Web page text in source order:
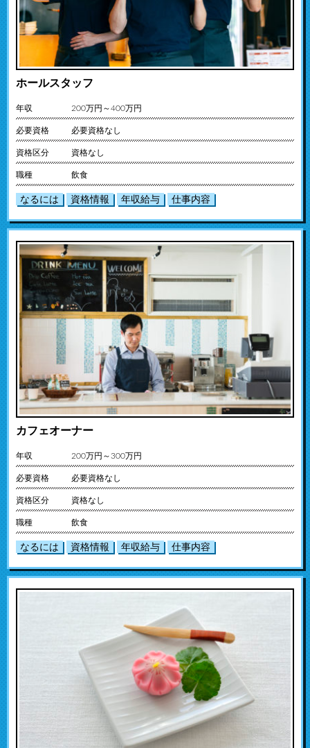
ホールスタッフ
年収 200万円～400万円
必要資格 必要資格なし
資格区分 資格なし
職種 飲食
なるには 資格情報 年収給与 仕事内容
カフェオーナー
年収 200万円～300万円
必要資格 必要資格なし
資格区分 資格なし
職種 飲食
なるには 資格情報 年収給与 仕事内容